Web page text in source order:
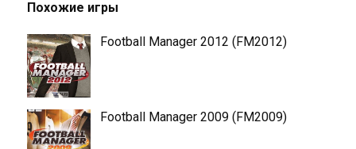
Похожие игры
Football Manager 2012 (FM2012)
Football Manager 2009 (FM2009)